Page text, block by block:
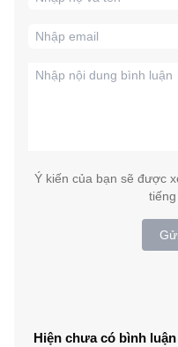
Ý kiến của bạn sẽ được
Hiện chưa có bình